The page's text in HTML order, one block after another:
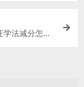
法减分怎么